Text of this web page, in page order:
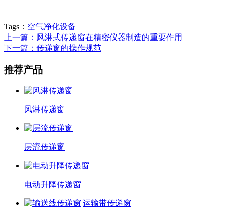
Tags： 空气净化设备
上一篇：风淋式传递窗在精密仪器制造的重要作用
下一篇：传递窗的操作规范
推荐产品
风淋传递窗
层流传递窗
电动升降传递窗